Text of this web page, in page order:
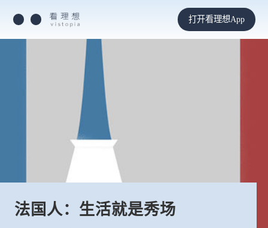
打开看理想App
法国人：生活就是秀场